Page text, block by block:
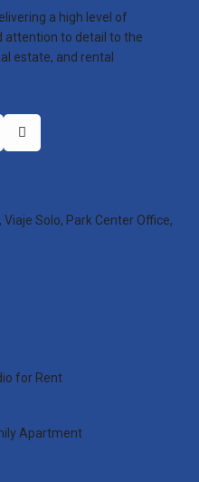
a high level of
attention to detail to the
estate, and rental
Solo, Park Center Office,
for Rent
Apartment